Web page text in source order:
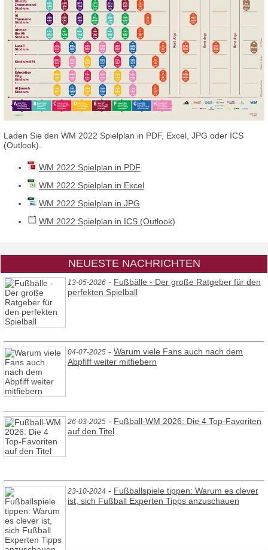
Laden Sie den WM 2022 Spielplan in PDF, Excel, JPG oder ICS
(Outlook).
WM 2022 Spielplan in PDF
WM 2022 Spielplan in Excel
WM 2022 Spielplan in JPG
WM 2022 Spielplan in ICS (Outlook)
NEUESTE NACHRICHTEN
13-05-2026 - Fußbälle - Der große Ratgeber für den
perfekten Spielball
04-07-2025 - Warum viele Fans auch nach dem
Abpfiff weiter mitfiebern
26-03-2025 - Fußball-WM 2026: Die 4 Top-Favoriten
auf den Titel
23-10-2024 - Fußballspiele tippen: Warum es clever
ist, sich Fußball Experten Tipps anzuschauen